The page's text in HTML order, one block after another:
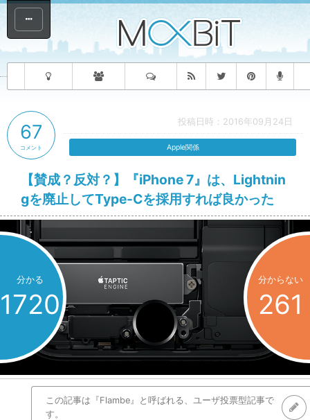
投稿日時：2016年09月24日
【賛成？反対？】『iPhone 7』は、Lightnin
gを廃止してType-Cを採用すれば良かった
67
コメント Apple関係
分かる
1720
分からない
261
この記事は『Flambe』と呼ばれる、ユーザ投票型記事で
す。